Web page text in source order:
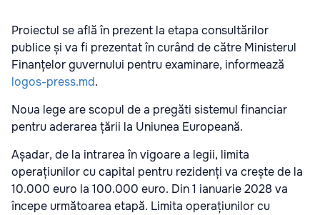
Proiectul se află în prezent la etapa consultărilor
publice și va fi prezentat în curând de către Ministerul
Finanțelor guvernului pentru examinare, informează
logos-press.md.
Noua lege are scopul de a pregăti sistemul financiar
pentru aderarea țării la Uniunea Europeană.
Așadar, de la intrarea în vigoare a legii, limita
operațiunilor cu capital pentru rezidenți va crește de la
10.000 euro la 100.000 euro. Din 1 ianuarie 2028 va
începe următoarea etapă. Limita operațiunilor cu